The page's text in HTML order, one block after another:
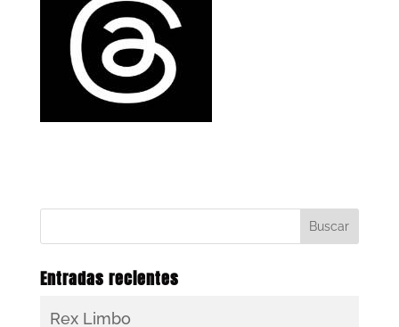
Entradas recientes
Rex Limbo